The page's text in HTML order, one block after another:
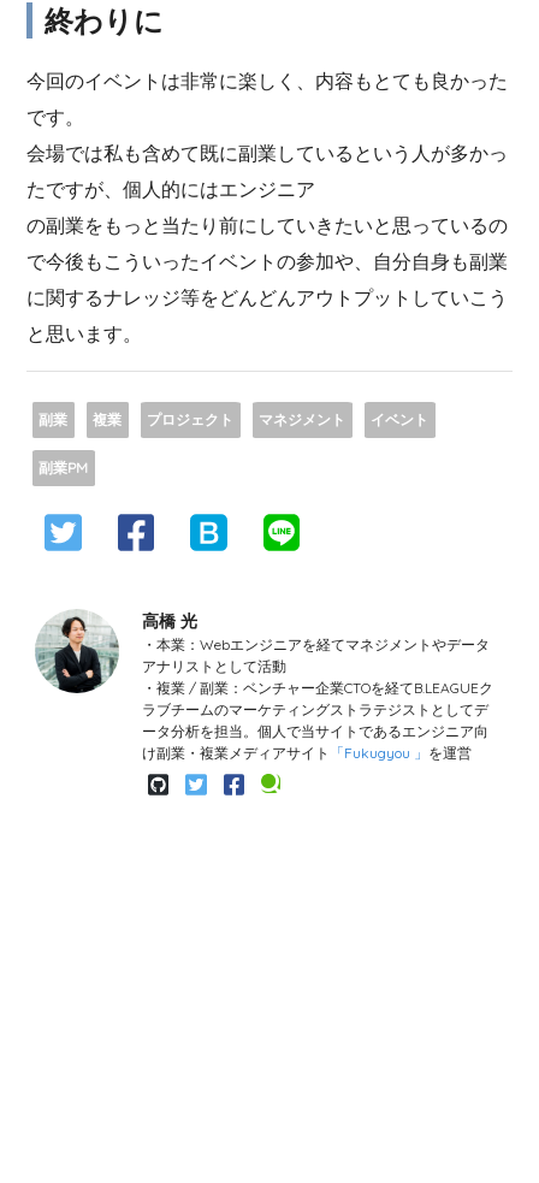
終わりに
今回のイベントは非常に楽しく、内容もとても良かった
です。
会場では私も含めて既に副業しているという人が多かっ
たですが、個人的にはエンジニア
の副業をもっと当たり前にしていきたいと思っているの
で今後もこういったイベントの参加や、自分自身も副業
に関するナレッジ等をどんどんアウトプットしていこう
と思います。
副業 複業 プロジェクト マネジメント イベント
副業PM
高橋 光
・本業：Webエンジニアを経てマネジメントやデータ
アナリストとして活動
・複業 / 副業：ベンチャー企業CTOを経てB.LEAGUEク
ラブチームのマーケティングストラテジストとしてデ
ータ分析を担当。個人で当サイトであるエンジニア向
け副業・複業メディアサイト
「Fukugyou 」 を運営